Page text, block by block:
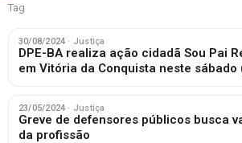
Tag
30/08/2024 · Justiça
DPE-BA realiza ação cidadã Sou Pai
em Vitória da Conquista neste sábado
23/05/2024 · Justiça
Greve de defensores públicos busca
da profissão